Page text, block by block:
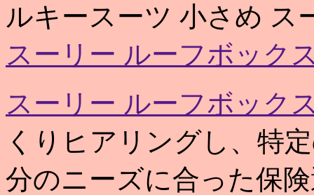
ルキースーツ 小さめ ス
スーリー ルーフボック
スーリー ルーフボック
くりヒアリングし、特
分のニーズに合った保